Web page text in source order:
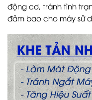
động cơ, tránh tình
đảm bao cho máy sử